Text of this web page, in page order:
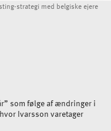
strategi med belgiske ejere
som følge af ændringer i
Ivarsson varetager